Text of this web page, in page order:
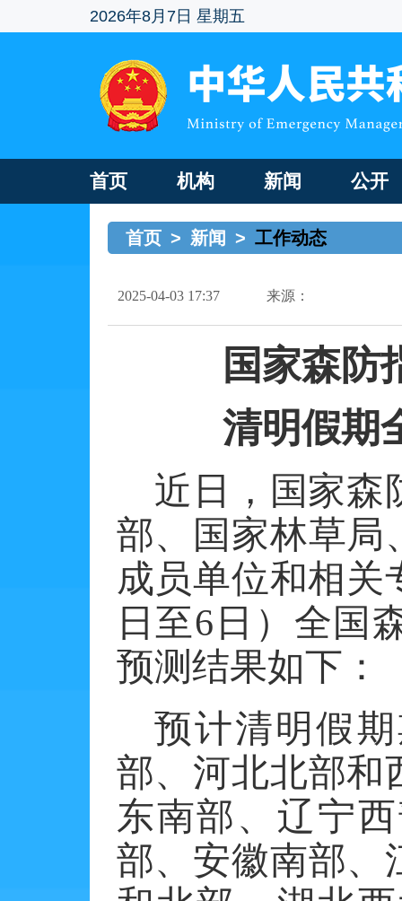
2026年8月7日 星期五
首页 机构 新闻 公开
首页 > 新闻 > 工作动态
2025-04-03 17:37 来源：
国家森防
清明假期
近日，国家森
部、国家林草局
成员单位和相关
日至6 日）全国
预测结果如下：
预计清明假
部、河北北部和
东南部、辽宁
部、安徽南部、